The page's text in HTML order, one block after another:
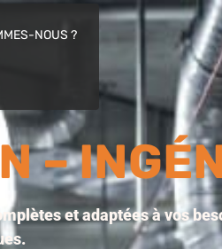
NOUS ?
–
et adaptées à vos